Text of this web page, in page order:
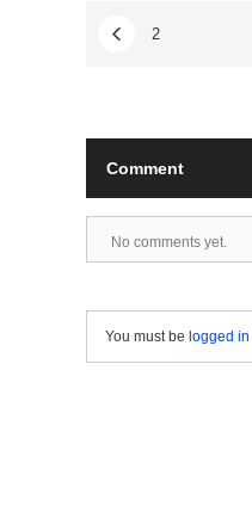
2
Comment
No comments yet.
You must be logged in